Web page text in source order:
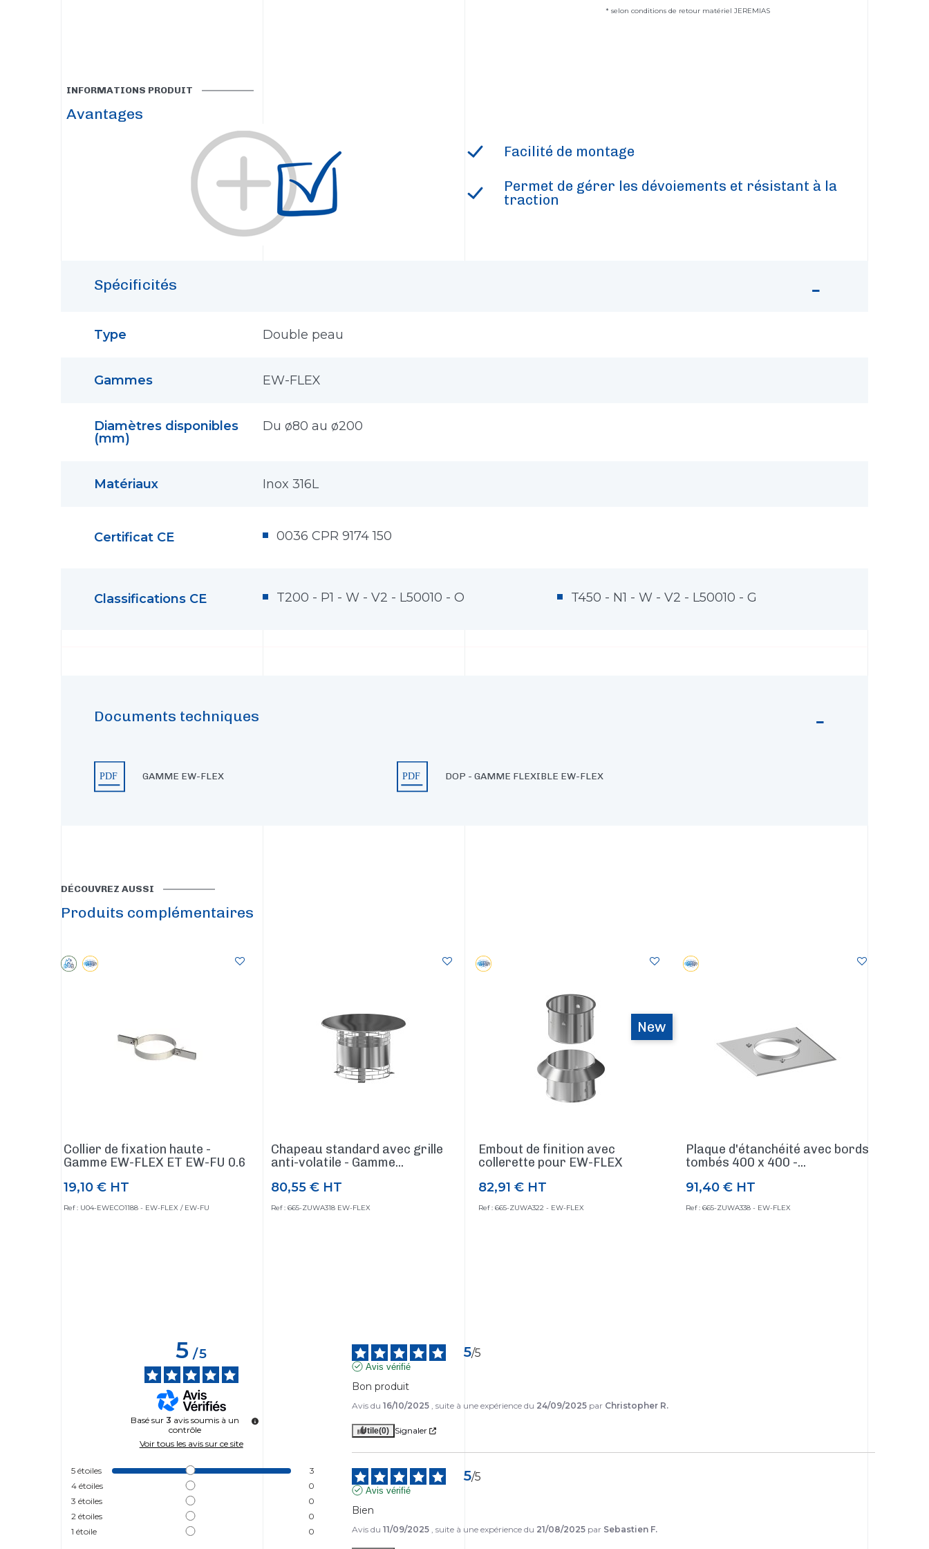
* selon conditions de retour matériel JEREMIAS
INFORMATIONS PRODUIT
Avantages
Facilité de montage
Permet de gérer les dévoiements et résistant à la
traction
Spécificités
Type Double peau
Gammes EW-FLEX
Diamètres disponibles
(mm)
Du ø80 au ø200
Matériaux Inox 316L
Certificat CE 0036 CPR 9174 150
Classifications CE T200 - P1 - W - V2 - L50010 - O T450 - N1 - W - V2 - L50010 - G
Documents techniques
GAMME EW-FLEX DOP - GAMME FLEXIBLE EW-FLEX
DÉCOUVREZ AUSSI
Produits complémentaires
Collier de fixation haute -
Gamme EW-FLEX ET EW-FU 0.6
Prix
19,10 € HT
Ref : U04-EWECO1188 - EW-FLEX / EW-FU
Chapeau standard avec grille
anti-volatile - Gamme...
Prix
80,55 € HT
Ref : 665-ZUWA318 EW-FLEX
New
Embout de finition avec
collerette pour EW-FLEX
Prix
82,91 € HT
Ref : 665-ZUWA322 - EW-FLEX
Plaque d'étanchéité avec bords
tombés 400 x 400 -...
Prix
91,40 € HT
Ref : 665-ZUWA338 - EW-FLEX
5/5
Basé sur3 avis soumis à un
contrôle
Voir tous les avis sur ce site
5 étoiles
3
4 étoiles
0
3 étoiles
0
2 étoiles
0
1 étoile 0
5/5
Avis vérifié
Bon produit
Avis du16/10/2025 , suite à une expérience du 24/09/2025 par Christopher R.
Utile(0) Signaler
5/5
Avis vérifié
Bien
Avis du11/09/2025 , suite à une expérience du 21/08/2025 par Sebastien F.